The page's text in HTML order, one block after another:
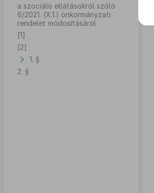
a szociális ellátásokról szóló
6/2021. (X.1.) önkormányzati
rendelet módosításáról
[1]
[2]
1. §
2. §